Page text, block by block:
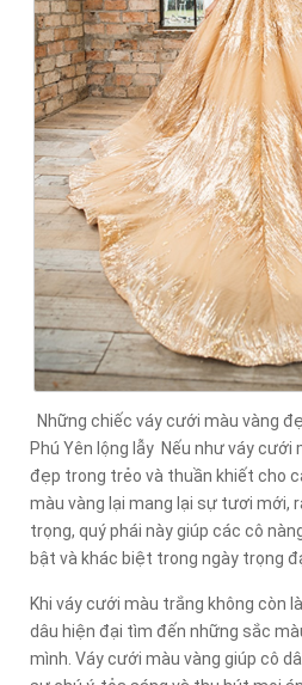
Những chiếc váy cưới màu vàng
Phú Yên lộng lẫy Nếu như váy cưới
đẹp trong trẻo và thuần khiết cho
màu vàng lại mang lại sự tươi mới,
trọng, quý phái này giúp các cô
bật và khác biệt trong ngày trọng
Khi váy cưới màu trắng không còn
dâu hiện đại tìm đến những sắc
mình. Váy cưới màu vàng giúp cô